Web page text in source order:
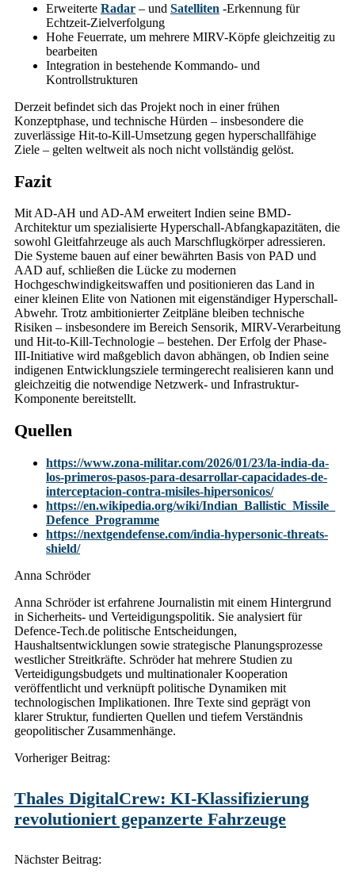
Erweiterte Radar – und Satelliten -Erkennung für
Echtzeit-Zielverfolgung
Hohe Feuerrate, um mehrere MIRV-Köpfe gleichzeitig zu
bearbeiten
Integration in bestehende Kommando- und
Kontrollstrukturen
Derzeit befindet sich das Projekt noch in einer frühen
Konzeptphase, und technische Hürden – insbesondere die
zuverlässige Hit-to-Kill-Umsetzung gegen hyperschallfähige
Ziele – gelten weltweit als noch nicht vollständig gelöst.
Fazit
Mit AD-AH und AD-AM erweitert Indien seine BMD-
Architektur um spezialisierte Hyperschall-Abfangkapazitäten, die
sowohl Gleitfahrzeuge als auch Marschflugkörper adressieren.
Die Systeme bauen auf einer bewährten Basis von PAD und
AAD auf, schließen die Lücke zu modernen
Hochgeschwindigkeitswaffen und positionieren das Land in
einer kleinen Elite von Nationen mit eigenständiger Hyperschall-
Abwehr. Trotz ambitionierter Zeitpläne bleiben technische
Risiken – insbesondere im Bereich Sensorik, MIRV-Verarbeitung
und Hit-to-Kill-Technologie – bestehen. Der Erfolg der Phase-
III-Initiative wird maßgeblich davon abhängen, ob Indien seine
indigenen Entwicklungsziele termingerecht realisieren kann und
gleichzeitig die notwendige Netzwerk- und Infrastruktur-
Komponente bereitstellt.
Quellen
https://www.zona-militar.com/2026/01/23/la-india-da-
los-primeros-pasos-para-desarrollar-capacidades-de-
interceptacion-contra-misiles-hipersonicos/
https://en.wikipedia.org/wiki/Indian_Ballistic_Missile_
Defence_Programme
https://nextgendefense.com/india-hypersonic-threats-
shield/
Anna Schröder
Anna Schröder ist erfahrene Journalistin mit einem Hintergrund
in Sicherheits- und Verteidigungspolitik. Sie analysiert für
Defence-Tech.de politische Entscheidungen,
Haushaltsentwicklungen sowie strategische Planungsprozesse
westlicher Streitkräfte. Schröder hat mehrere Studien zu
Verteidigungsbudgets und multinationaler Kooperation
veröffentlicht und verknüpft politische Dynamiken mit
technologischen Implikationen. Ihre Texte sind geprägt von
klarer Struktur, fundierten Quellen und tiefem Verständnis
geopolitischer Zusammenhänge.
Post
Vorheriger Beitrag:
Thales DigitalCrew: KI‑Klassifizierung
revolutioniert gepanzerte Fahrzeuge
Nächster Beitrag: